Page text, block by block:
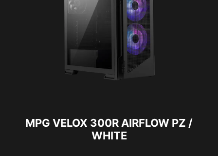
MPG VELOX 300R AIRFLOW PZ /
WHITE